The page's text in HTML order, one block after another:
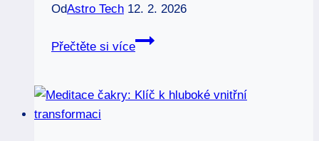
OdAstro Tech 12. 2. 2026
Přečtěte si více
Čakrové
a